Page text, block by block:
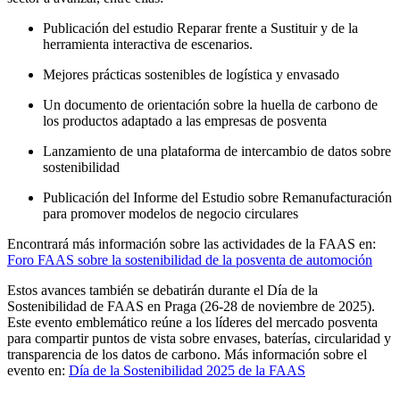
Publicación del estudio Reparar frente a Sustituir y de la
herramienta interactiva de escenarios.
Mejores prácticas sostenibles de logística y envasado
Un documento de orientación sobre la huella de carbono de
los productos adaptado a las empresas de posventa
Lanzamiento de una plataforma de intercambio de datos sobre
sostenibilidad
Publicación del Informe del Estudio sobre Remanufacturación
para promover modelos de negocio circulares
Encontrará más información sobre las actividades de la FAAS en:
Foro FAAS sobre la sostenibilidad de la posventa de automoción
Estos avances también se debatirán durante el Día de la
Sostenibilidad de FAAS en Praga (26-28 de noviembre de 2025).
Este evento emblemático reúne a los líderes del mercado posventa
para compartir puntos de vista sobre envases, baterías, circularidad y
transparencia de los datos de carbono. Más información sobre el
evento en: Día de la Sostenibilidad 2025 de la FAAS